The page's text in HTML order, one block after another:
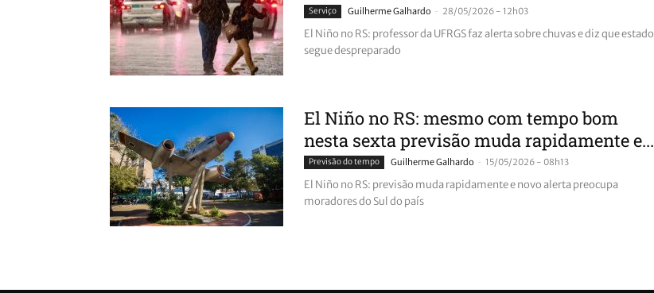
Serviço Guilherme Galhardo - 28/05/2026 - 12h03
El Niño no RS: professor da UFRGS faz alerta sobre chuvas e diz que estado
segue despreparado
El Niño no RS: mesmo com tempo bom
nesta sexta previsão muda rapidamente e...
Previsão do tempo Guilherme Galhardo - 15/05/2026 - 08h13
El Niño no RS: previsão muda rapidamente e novo alerta preocupa
moradores do Sul do país